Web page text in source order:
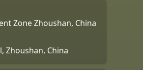
Zone Zhoushan, China
Zhoushan, China